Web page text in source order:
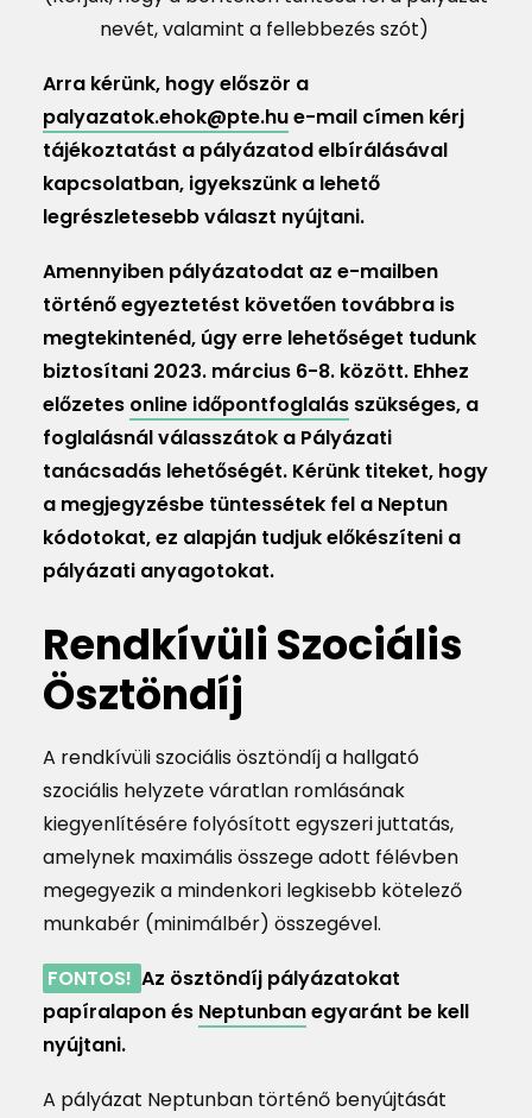
nevét, valamint a fellebbezés szót)
Arra kérünk, hogy először a
palyazatok.ehok@pte.hue-mail címen kérj
tájékoztatást a pályázatod elbírálásával
kapcsolatban, igyekszünk a lehető
legrészletesebb választ nyújtani.
Amennyiben pályázatodat az e-mailben
történő egyeztetést követően továbbra is
megtekintenéd, úgy erre lehetőséget tudunk
biztosítani 2023. március 6-8. között. Ehhez
előzetes online időpontfoglalás szükséges, a
foglalásnál válasszátok a Pályázati
tanácsadás lehetőségét. Kérünk titeket, hogy
a megjegyzésbe tüntessétek fel a Neptun
kódotokat, ez alapján tudjuk előkészíteni a
pályázati anyagotokat.
Rendkívüli Szociális
Ösztöndíj
A rendkívüli szociális ösztöndíj a hallgató
szociális helyzete váratlan romlásának
kiegyenlítésére folyósított egyszeri juttatás,
amelynek maximális összege adott félévben
megegyezik a mindenkori legkisebb kötelező
munkabér (minimálbér) összegével.
FONTOS! Az ösztöndíj pályázatokat
papíralapon és Neptunbanegyaránt be kell
nyújtani.
A pályázat Neptunban történő benyújtását